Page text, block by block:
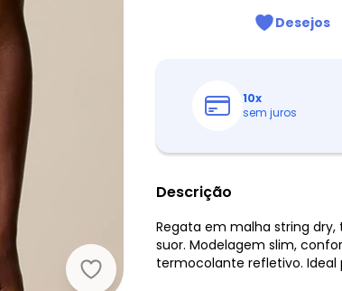
Malwee - Regata Dry Fit Active Off
Desejos
10x
sem juros
Descrição
Regata em malha string
suor. Modelagem slim,
termocolante refletivo. Ideal